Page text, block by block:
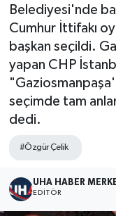
Belediyesi'nde
Cumhur İttifakı
başkan seçildi.
yapan CHP
seçimde tam
dedi.
#Özgür Çelik
UHA HABER
EDITÖR
Haber Arşivi